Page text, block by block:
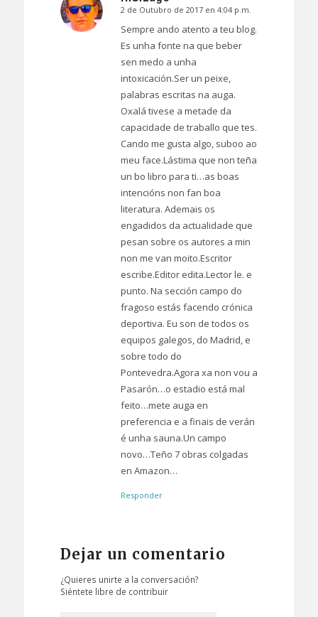
Dice:
2 de Outubro de 2017 en 4:04 p.m.
Sempre ando atento a teu blog.
Es unha fonte na que beber
sen medo a unha
intoxicación.Ser un peixe,
palabras escritas na auga.
Oxalá tivese a metade da
capacidade de traballo que tes.
Cando me gusta algo, suboo ao
meu face.Lástima que non teña
un bo libro para ti…as boas
intencións non fan boa
literatura. Ademais os
engadidos da actualidade que
pesan sobre os autores a min
non me van moito.Escritor
escribe.Editor edita.Lector le. e
punto. Na sección campo do
fragoso estás facendo crónica
deportiva. Eu son de todos os
equipos galegos, do Madrid, e
sobre todo do
Pontevedra.Agora xa non vou a
Pasarón…o estadio está mal
feito…mete auga en
preferencia e a finais de verán
é unha sauna.Un campo
novo…Teño 7 obras colgadas
en Amazon…
Responder
Dejar un comentario
¿Quieres unirte a la conversación?
Siéntete libre de contribuir